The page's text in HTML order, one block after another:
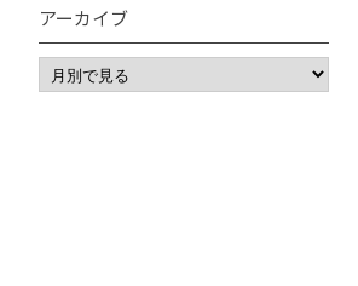
アーカイブ